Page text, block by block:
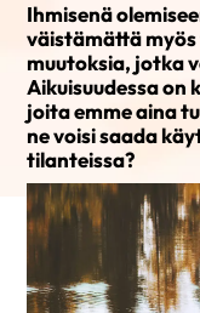
Ihmisenä
väistämättä
muutoksia, jotka
Aikuisuudessa
joita emme aina
ne voisi saada
tilanteissa?